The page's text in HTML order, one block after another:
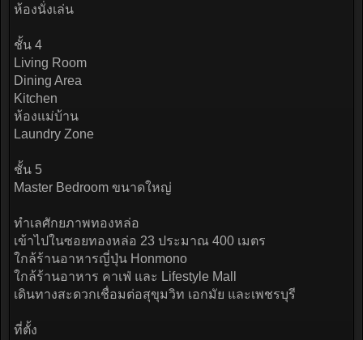
ห้องนั่งเล่น
ชั้น 4
Living Room
Dining Area
Kitchen
ห้องแม่บ้าน
Laundry Zone
ชั้น 5
Master Bedroom ขนาดใหญ่
ทำเลศักยภาพทองหล่อ
เข้าไปในซอยทองหล่อ 23 ประมาณ 400 เมตร
ใกล้ร้านอาหารญี่ปุ่น Honmono
ใกล้ร้านอาหาร คาเฟ่ และ Lifestyle Mall
เดินทางสะดวกเชื่อมต่อสุขุมวิท เอกมัย และเพชรบุรี
ที่ตั้ง